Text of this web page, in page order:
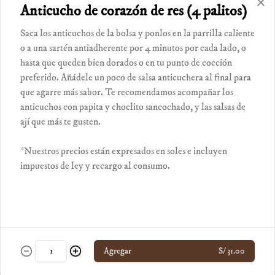
incluyen impuestos de ley y recargo al
S/ 26.00
Budín panchita
Amelcochado con plátano, manzana, toque de
ron y bañado en crema inglesa.
*Nuestros precios están expresados en soles e
S/ 26.00
S/ 24.00
Haga clic en Aceptar para permitir que Justo use cookies a fin de
Configuración de cookies Aceptar
Anticucho de corazón de res (4 palitos)
Saca los anticuchos de la bolsa y ponlos en la parrilla caliente
o a una sartén antiadherente por 4 minutos por cada lado, o
hasta que queden bien dorados o en tu punto de cocción
preferido. Añádele un poco de salsa anticuchera al final para
que agarre más sabor. Te recomendamos acompañar los
anticuchos con papita y choclito sancochado, y las salsas de
ají que más te gusten.
*Nuestros precios están expresados en soles e incluyen
impuestos de ley y recargo al consumo.
Agregar S/ 31.00